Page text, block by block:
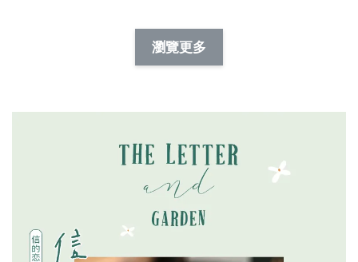
NT$ 19.00
NT$ 66.00
加入購物車
瀏覽更多